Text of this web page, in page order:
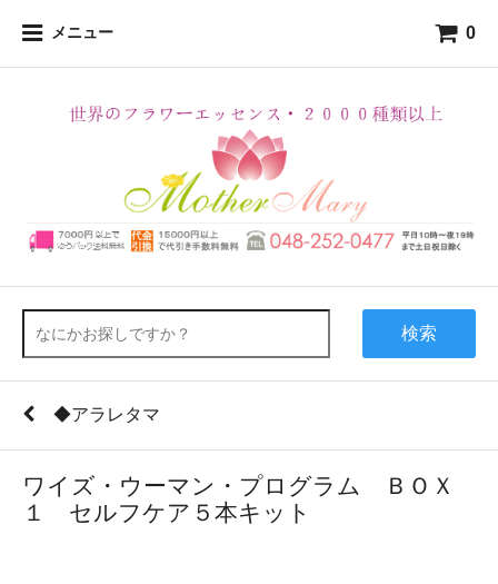
メニュー 0
検索
◆アラレタマ
ワイズ・ウーマン・プログラム ＢＯＸ
１ セルフケア５本キット